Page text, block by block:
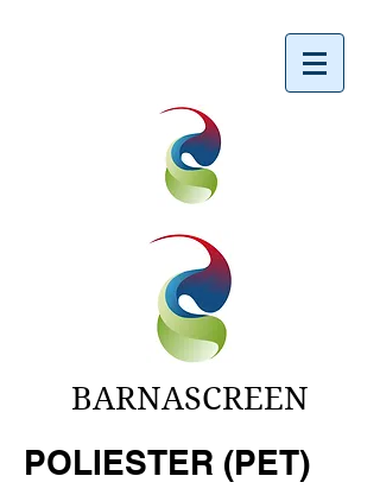
BARNASCREEN
POLIESTER (PET)